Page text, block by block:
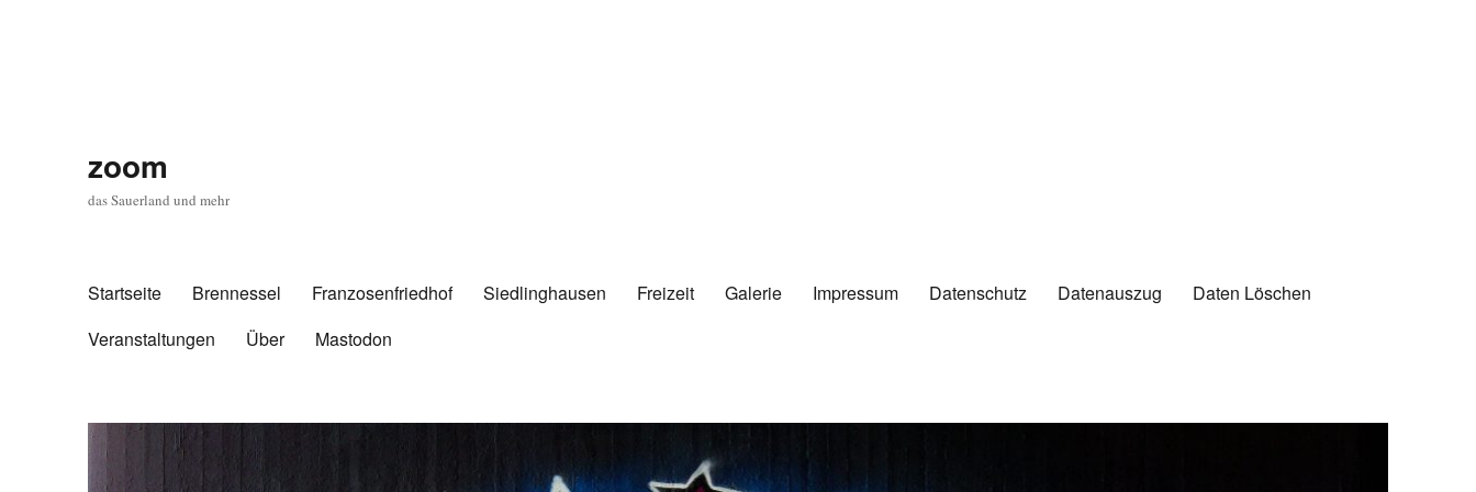
zoom
das Sauerland und mehr
Startseite Brennessel Franzosenfriedhof Siedlinghausen Freizeit Galerie Impressum Datenschutz Datenauszug
Daten Löschen
Veranstaltungen
Über Mastodon